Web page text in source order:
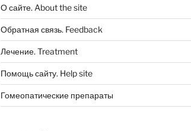
О сайте. About the site
Обратная связь. Feedback
Лечение. Treatment
Помощь сайту. Help site
Гомеопатические препараты